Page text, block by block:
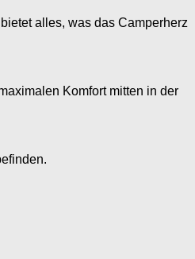
alles, was das Camperherz
Komfort mitten in der